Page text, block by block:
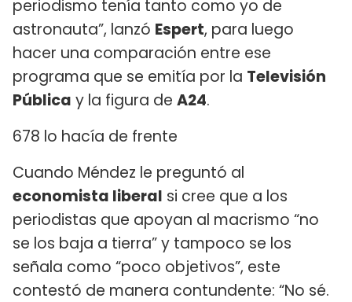
periodismo tenía tanto como yo de
astronauta”, lanzó Espert, para luego
hacer una comparación entre ese
programa que se emitía por la Televisión
Pública y la figura de A24.
678 lo hacía de frente
Cuando Méndez le preguntó al
economista liberal si cree que a los
periodistas que apoyan al macrismo “no
se los baja a tierra” y tampoco se los
señala como “poco objetivos”, este
contestó de manera contundente: “No sé.